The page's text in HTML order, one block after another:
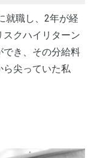
就職し、2年が経
クハイリターン
でき、その分給料
ら尖っていた私